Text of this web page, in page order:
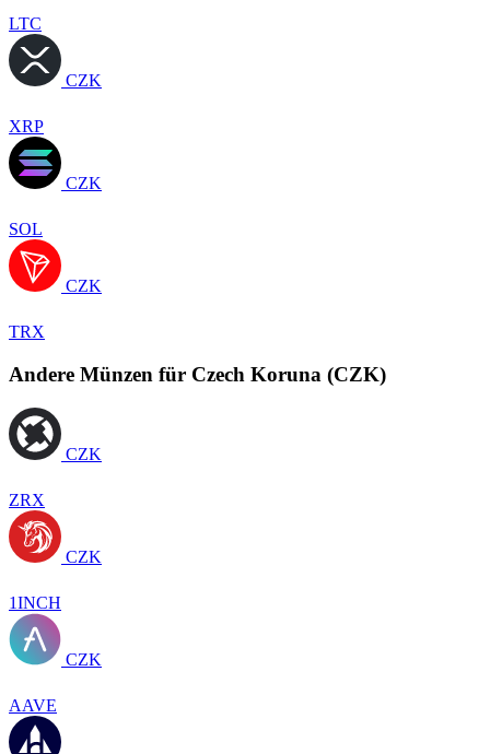
LTC
CZK
XRP
CZK
SOL
CZK
TRX
Andere Münzen für Czech Koruna (CZK)
CZK
ZRX
CZK
1INCH
CZK
AAVE